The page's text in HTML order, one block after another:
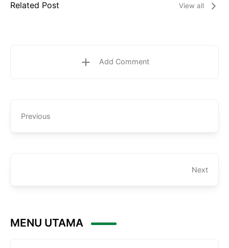
Related Post View all
Add Comment
Previous
Next
MENU UTAMA